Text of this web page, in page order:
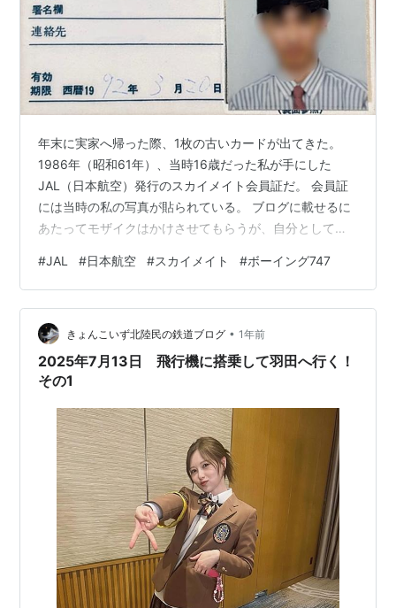
年末に実家へ帰った際、1枚の古いカードが出てきた。
1986年（昭和61年）、当時16歳だった私が手にした
JAL（日本航空）発行のスカイメイト会員証だ。 会員証
には当時の私の写真が貼られている。 ブログに載せるに
あたってモザイクはかけさせてもらうが、自分としては
れても、自分の中のセルフイメージはこの少年と地続き
のままだ。
#JAL #日本航空 #スカイメイト #ボーイング747
きょんこいず北陸民の鉄道ブログ • 1年前
2025年7月13日 飛行機に搭乗して羽田へ行く！
その1